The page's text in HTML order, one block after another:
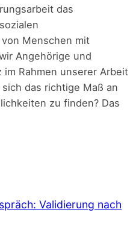
das
Menschen mit
Angehörige und
Rahmen unserer Arbeit
das richtige Maß an
zu finden? Das
Validierung nach